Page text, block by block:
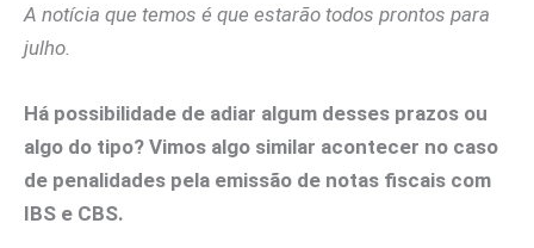
A notícia que temos é que estarão todos prontos para
julho.
Há possibilidade de adiar algum desses prazos ou
algo do tipo? Vimos algo similar acontecer no caso
de penalidades pela emissão de notas fiscais com
IBS e CBS.